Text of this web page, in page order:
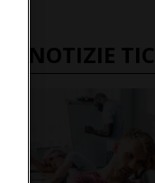
NOTIZIE